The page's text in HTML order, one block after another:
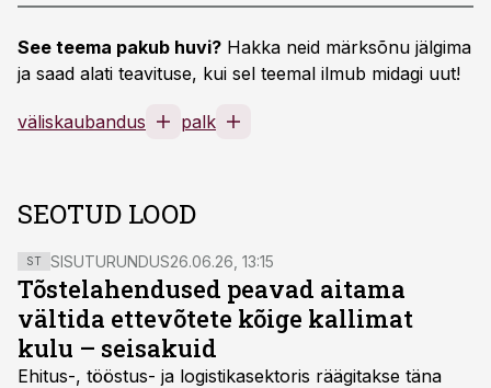
See teema pakub huvi? Hakka neid märksõnu jälgima
ja saad alati teavituse, kui sel teemal ilmub midagi uut!
väliskaubandus palk
SEOTUD LOOD
ST SISUTURUNDUS26.06.26, 13:15
Tõstelahendused peavad aitama
vältida ettevõtete kõige kallimat
kulu – seisakuid
Ehitus-, tööstus- ja logistikasektoris räägitakse täna